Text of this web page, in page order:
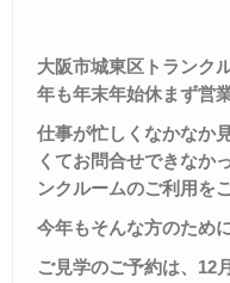
大阪市城東区トランク
年も年末年始休まず営
仕事が忙しくなかなか
くてお問合せできなか
ンクルームのご利用を
今年もそんな方のため
ご見学のご予約は、 12月